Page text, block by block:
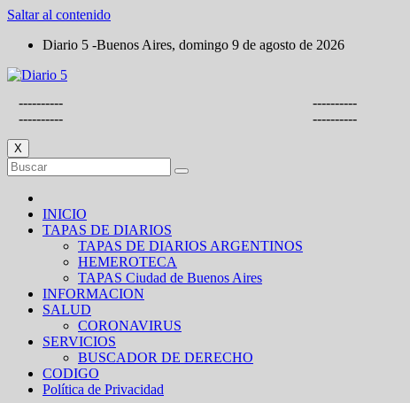
Saltar al contenido
Diario 5 -Buenos Aires, domingo 9 de agosto de 2026
----------
----------
----------
----------
X
INICIO
TAPAS DE DIARIOS
TAPAS DE DIARIOS ARGENTINOS
HEMEROTECA
TAPAS Ciudad de Buenos Aires
INFORMACION
SALUD
CORONAVIRUS
SERVICIOS
BUSCADOR DE DERECHO
CODIGO
Política de Privacidad